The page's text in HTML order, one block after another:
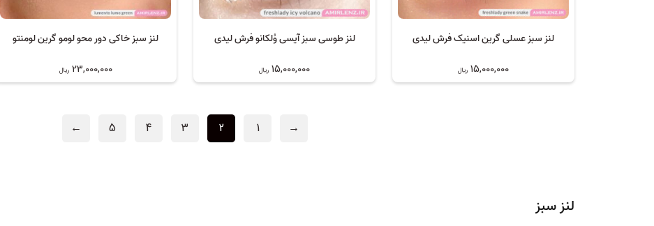
لنز سبز عسلی گرین اسنیک فرش لیدی
15,000,000 ریال
لنز طوسی سبز آیسی وُلکانو فرش لیدی
15,000,000 ریال
لنز سبز خاکی دور محو لومو گرین لومنتو
23,000,000 ریال
→
1
2
3
4
5
←
لنز سبز